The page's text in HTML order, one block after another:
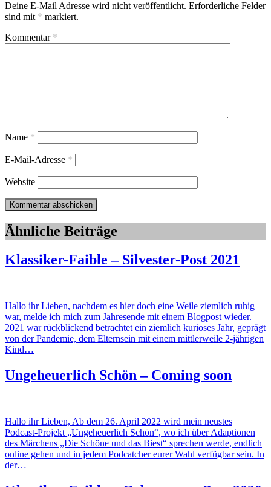
Deine E-Mail Adresse wird nicht veröffentlicht. Erforderliche Felder
sind mit * markiert.
Kommentar *
Name *
E-Mail-Adresse *
Website
Ähnliche Beiträge
Klassiker-Faible – Silvester-Post 2021
Hallo ihr Lieben, nachdem es hier doch eine Weile ziemlich ruhig
war, melde ich mich zum Jahresende mit einem Blogpost wieder.
2021 war rückblickend betrachtet ein ziemlich kurioses Jahr, geprägt
von der Pandemie, dem Elternsein mit einem mittlerweile 2-jährigen
Kind…
Ungeheuerlich Schön – Coming soon
Hallo ihr Lieben, Ab dem 26. April 2022 wird mein neustes
Podcast-Projekt „Ungeheuerlich Schön“, wo ich über Adaptionen
des Märchens „Die Schöne und das Biest“ sprechen werde, endlich
online gehen und in jedem Podcatcher eurer Wahl verfügbar sein. In
der…